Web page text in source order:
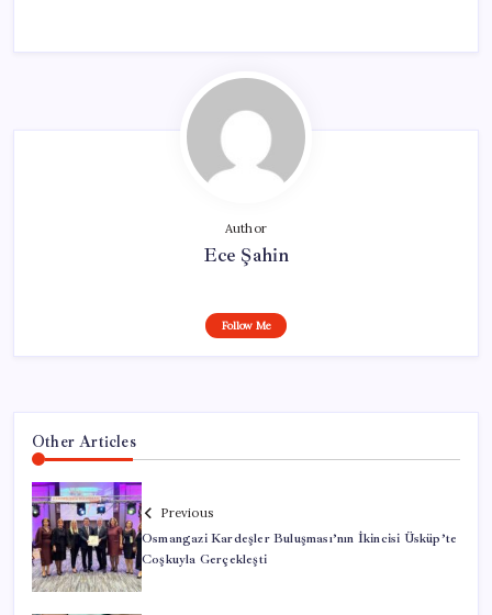
Author
Ece Şahin
Follow Me
Other Articles
Previous
Osmangazi Kardeşler Buluşması’nın İkincisi Üsküp’te
Coşkuyla Gerçekleşti